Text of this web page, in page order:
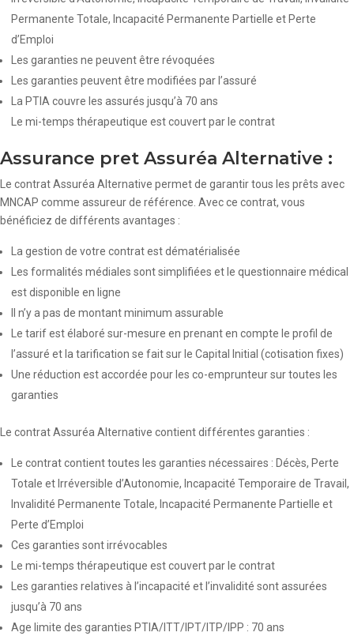
Permanente Totale, Incapacité Permanente Partielle et Perte
d’Emploi
Les garanties ne peuvent être révoquées
Les garanties peuvent être modifiées par l’assuré
La PTIA couvre les assurés jusqu’à 70 ans
Le mi-temps thérapeutique est couvert par le contrat
Assurance pret Assuréa Alternative :
Le contrat Assuréa Alternative permet de garantir tous les prêts avec
MNCAP comme assureur de référence. Avec ce contrat, vous
bénéficiez de différents avantages :
La gestion de votre contrat est dématérialisée
Les formalités médiales sont simplifiées et le questionnaire médical
est disponible en ligne
Il n’y a pas de montant minimum assurable
Le tarif est élaboré sur-mesure en prenant en compte le profil de
l’assuré et la tarification se fait sur le Capital Initial (cotisation fixes)
Une réduction est accordée pour les co-emprunteur sur toutes les
garanties
Le contrat Assuréa Alternative contient différentes garanties :
Le contrat contient toutes les garanties nécessaires : Décès, Perte
Totale et Irréversible d’Autonomie, Incapacité Temporaire de Travail,
Invalidité Permanente Totale, Incapacité Permanente Partielle et
Perte d’Emploi
Ces garanties sont irrévocables
Le mi-temps thérapeutique est couvert par le contrat
Les garanties relatives à l’incapacité et l’invalidité sont assurées
jusqu’à 70 ans
Age limite des garanties PTIA/ITT/IPT/ITP/IPP : 70 ans